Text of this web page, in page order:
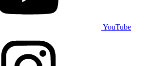
YouTube